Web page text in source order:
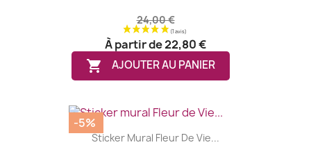
24,00 €
À partir de22,80 €
 AJOUTER AU PANIER
Sticker Mural Fleur De Vie...
-5%